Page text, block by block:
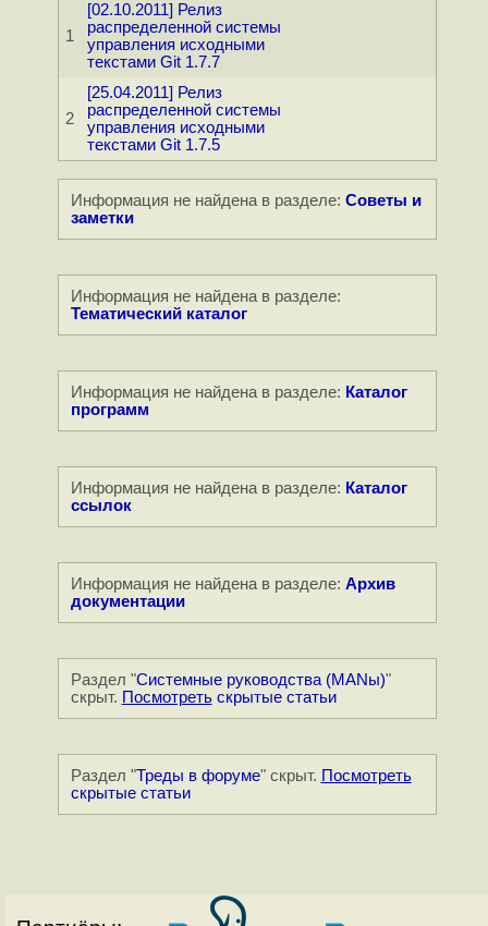
1
[02.10.2011] Релиз
распределенной системы
управления исходными
текстами Git 1.7.7
2
[25.04.2011] Релиз
распределенной системы
управления исходными
текстами Git 1.7.5
Информация не найдена в разделе: Советы и
заметки
Информация не найдена в разделе:
Тематический каталог
Информация не найдена в разделе: Каталог
программ
Информация не найдена в разделе: Каталог
ссылок
Информация не найдена в разделе: Архив
документации
Раздел "Системные руководства (MANы)"
скрыт. Посмотретьскрытые статьи
Раздел "Треды в форуме" скрыт. Посмотреть
скрытые статьи